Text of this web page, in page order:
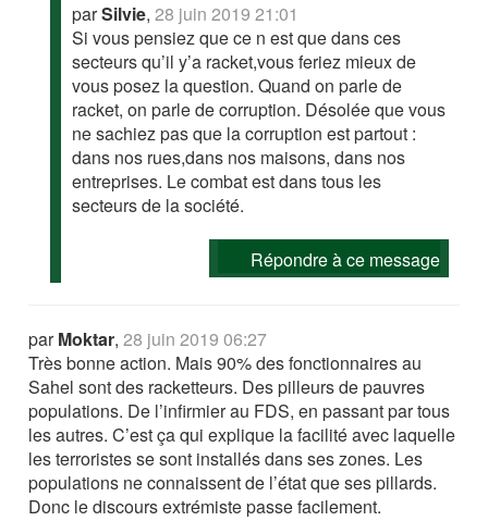
parSilvie,28 juin 2019 21:01
Si vous pensiez que ce n est que dans ces
secteurs qu’il y’a racket,vous feriez mieux de
vous posez la question. Quand on parle de
racket, on parle de corruption. Désolée que vous
ne sachiez pas que la corruption est partout :
dans nos rues,dans nos maisons, dans nos
entreprises. Le combat est dans tous les
secteurs de la société.
Répondre à ce message
parMoktar,28 juin 2019 06:27
Très bonne action. Mais 90% des fonctionnaires au
Sahel sont des racketteurs. Des pilleurs de pauvres
populations. De l’infirmier au FDS, en passant par tous
les autres. C’est ça qui explique la facilité avec laquelle
les terroristes se sont installés dans ses zones. Les
populations ne connaissent de l’état que ses pillards.
Donc le discours extrémiste passe facilement.